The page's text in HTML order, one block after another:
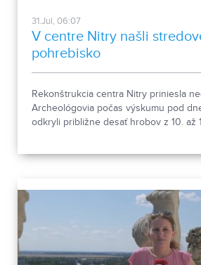
31.Jul, 06:07
V centre Nitry našli
pohrebisko
Rekonštrukcia centra Nitry priniesla
Archeológovia počas výskumu pod
odkryli približne desať hrobov z 10. až